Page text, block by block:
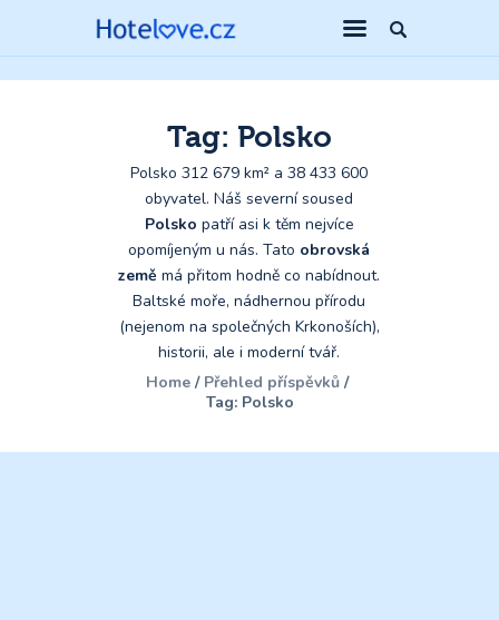
Tag: Polsko
Polsko 312 679 km² a 38 433 600
obyvatel. Náš severní soused
Polsko patří asi k těm nejvíce
opomíjeným u nás. Tato obrovská
země má přitom hodně co nabídnout.
Baltské moře, nádhernou přírodu
(nejenom na společných Krkonoších),
historii, ale i moderní tvář.
Home
Přehled příspěvků
Tag: Polsko